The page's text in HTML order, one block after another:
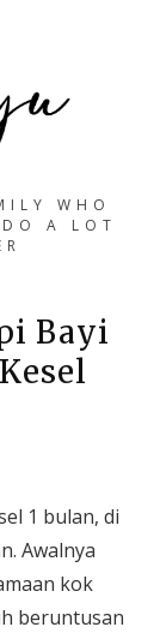
WHO
A LOT
Bayi
1 bulan, di
Awalnya
kok
beruntusan